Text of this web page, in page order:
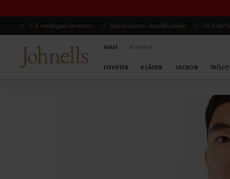
1-3 vardagars leverans
Samla bonus i kundklubben Fri frakt
MAN KVINNA
NYHETER KLÄDER JACKOR